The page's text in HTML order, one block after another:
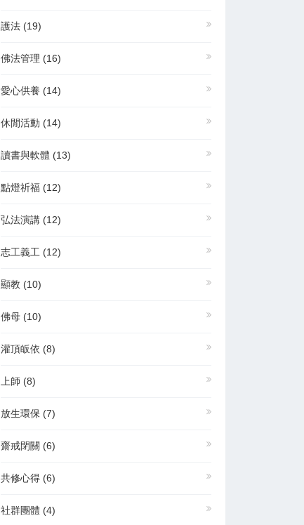
護法 (19)
佛法管理 (16)
愛心供養 (14)
休閒活動 (14)
讀書與軟體 (13)
點燈祈福 (12)
弘法演講 (12)
志工義工 (12)
顯教 (10)
佛母 (10)
灌頂皈依 (8)
上師 (8)
放生環保 (7)
齋戒閉關 (6)
共修心得 (6)
社群團體 (4)